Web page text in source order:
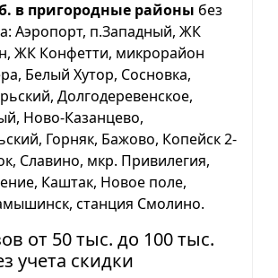
в пригородные районы без
Аэропорт, п.Западный, ЖК
ЖК Конфетти, микрорайон
Белый Хутор, Сосновка,
Долгодеревенское,
Ново-Казанцево,
Горняк, Бажово, Копейск 2-
Славино, мкр. Привилегия,
Каштак, Новое поле,
станция Смолино.
от 50 тыс. до 100 тыс.
учета скидки